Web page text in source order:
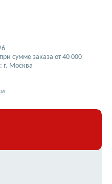
сумме заказа от 40 000
г. Москва